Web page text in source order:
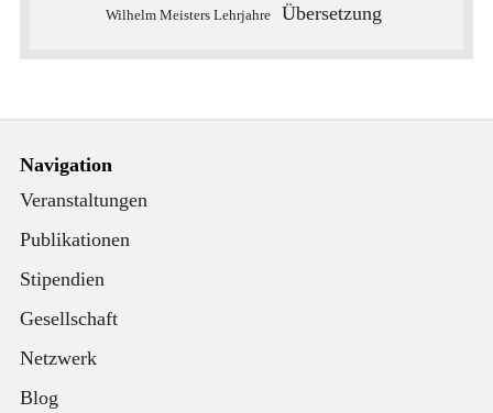
Wilhelm Meisters Lehrjahre Übersetzung
Navigation
Veranstaltungen
Publikationen
Stipendien
Gesellschaft
Netzwerk
Blog